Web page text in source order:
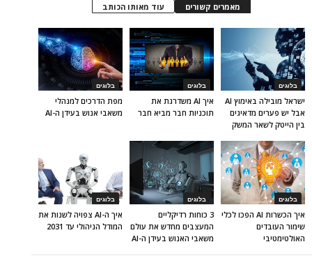
מאמרים קשורים עוד מאותו הכותב
בלוגים
מפת הדרכים למנהלי
משאבי אנוש בעידן ה-AI
בלוגים
איך AI משדרגת את
תוכניות חבר מביא חבר
בלוגים
ישראל מובילה באימוץ AI
אבל יש פערים מדאיגים
בין הייטק לשאר המשק
בלוגים
איך ה-AI צפויה לשנות את
המודל הניהולי עד 2031
בלוגים
3 כוחות רדיקליים
המעצבים מחדש את עולם
משאבי האנוש בעידן ה-AI
בלוגים
איך הכשרות AI הפכו לכלי
שימור העובדים
האולטימטיבי